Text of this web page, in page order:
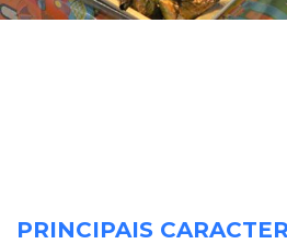
PRINCIPAIS